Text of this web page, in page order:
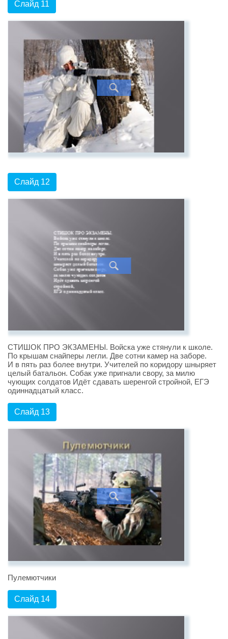
Слайд 11
Слайд 12
СТИШОК ПРО ЭКЗАМЕНЫ. Войска уже стянули к школе.
По крышам снайперы легли. Две сотни камер на заборе.
И в пять раз более внутри. Учителей по коридору шныряет
целый батальон. Собак уже пригнали свору, за милю
чующих солдатов Идёт сдавать шеренгой стройной, ЕГЭ
одиннадцатый класс.
Слайд 13
Пулемютчики
Слайд 14